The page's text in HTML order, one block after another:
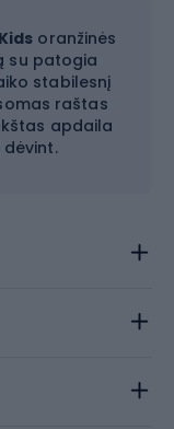
oranžinės
su patogia
stabilesnį
raštas
apdaila